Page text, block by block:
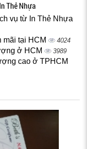
Thẻ Nhựa
vụ từ In Thẻ Nhựa
mãi tại HCM 4024
ở HCM 3989
cao ở TPHCM